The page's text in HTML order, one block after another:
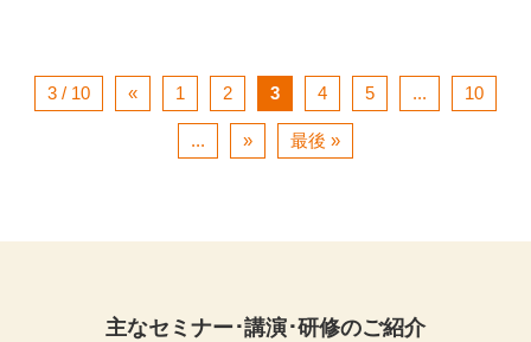
3 / 10 « 1 2 3 4 5 ... 10
... » 最後 »
主なセミナー･講演･研修のご紹介